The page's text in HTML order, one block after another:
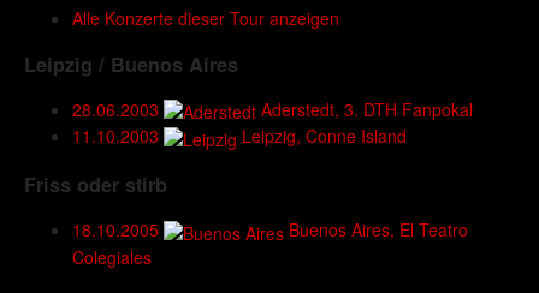
Alle Konzerte dieser Tour anzeigen
Leipzig / Buenos Aires
28.06.2003
Aderstedt, 3. DTH Fanpokal
11.10.2003
Leipzig, Conne Island
Friss oder stirb
18.10.2005
Buenos Aires, El Teatro
Colegiales